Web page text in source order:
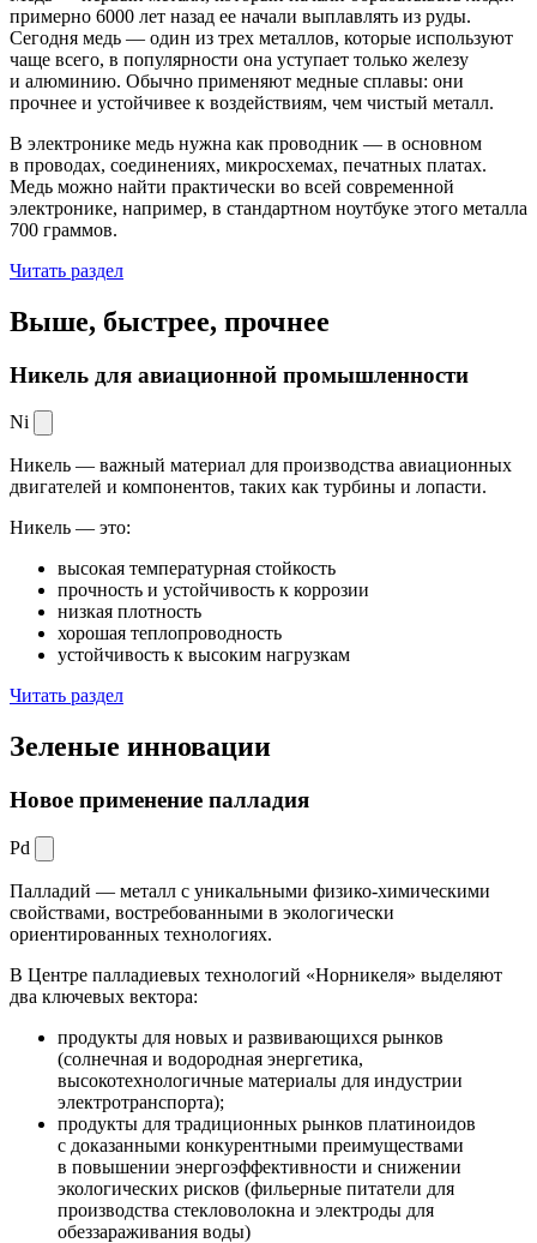
примерно 6000 лет назад ее начали выплавлять из руды.
Сегодня медь — один из трех металлов, которые используют
чаще всего, в популярности она уступает только железу
и алюминию. Обычно применяют медные сплавы: они
прочнее и устойчивее к воздействиям, чем чистый металл.
В электронике медь нужна как проводник — в основном
в проводах, соединениях, микросхемах, печатных платах.
Медь можно найти практически во всей современной
электронике, например, в стандартном ноутбуке этого металла
700 граммов.
Читать раздел
Выше, быстрее, прочнее
Никель для авиационной промышленности
Ni
Никель — важный материал для производства авиационных
двигателей и компонентов, таких как турбины и лопасти.
Никель — это:
высокая температурная стойкость
прочность и устойчивость к коррозии
низкая плотность
хорошая теплопроводность
устойчивость к высоким нагрузкам
Читать раздел
Зеленые инновации
Новое применение палладия
Pd
Палладий — металл с уникальными физико-химическими
свойствами, востребованными в экологически
ориентированных технологиях.
В Центре палладиевых технологий «Норникеля» выделяют
два ключевых вектора:
продукты для новых и развивающихся рынков
(солнечная и водородная энергетика,
высокотехнологичные материалы для индустрии
электротранспорта);
продукты для традиционных рынков платиноидов
с доказанными конкурентными преимуществами
в повышении энергоэффективности и снижении
экологических рисков (фильерные питатели для
производства стекловолокна и электроды для
обеззараживания воды)